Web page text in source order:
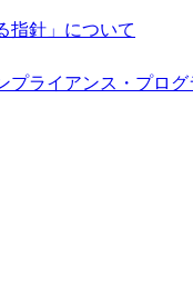
指針」について
プライアンス・プロ